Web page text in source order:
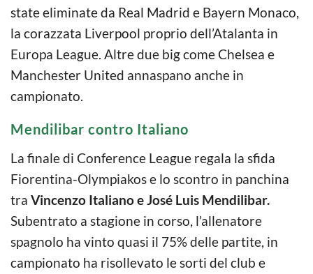
state eliminate da Real Madrid e Bayern Monaco,
la corazzata Liverpool proprio dell’Atalanta in
Europa League. Altre due big come Chelsea e
Manchester United annaspano anche in
campionato.
Mendilibar contro Italiano
La finale di Conference League regala la sfida
Fiorentina-Olympiakos e lo scontro in panchina
tra Vincenzo Italiano e José Luis Mendilibar.
Subentrato a stagione in corso, l’allenatore
spagnolo ha vinto quasi il 75% delle partite, in
campionato ha risollevato le sorti del club e